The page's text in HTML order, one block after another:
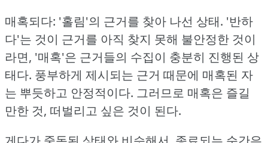
매혹되다: '홀림'의 근거를 찾아 나선 상태. '반하
다'는 것이 근거를 아직 찾지 못해 불안정한 것이
라면, '매혹'은 근거들의 수집이 충분히 진행된 상
태다. 풍부하게 제시되는 근거 때문에 매혹된 자
는 뿌듯하고 안정적이다. 그러므로 매혹은 즐길
만한 것, 떠벌리고 싶은 것이 된다.